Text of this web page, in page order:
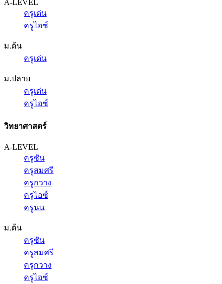
A-LEVEL
ครูเด่น
ครูไอซ์
ม.ต้น
ครูเด่น
ม.ปลาย
ครูเด่น
ครูไอซ์
วิทยาศาสตร์
A-LEVEL
ครูซัน
ครูสมศรี
ครูกวาง
ครูไอซ์
ครูนน
ม.ต้น
ครูซัน
ครูสมศรี
ครูกวาง
ครูไอซ์